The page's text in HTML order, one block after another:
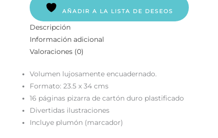
AÑADIR A LA LISTA DE DESEOS
Descripción
Información adicional
Valoraciones (0)
Volumen lujosamente encuadernado.
Formato: 23.5 x 34 cms
16 páginas pizarra de cartón duro plastificado
Divertidas ilustraciones
Incluye plumón (marcador)